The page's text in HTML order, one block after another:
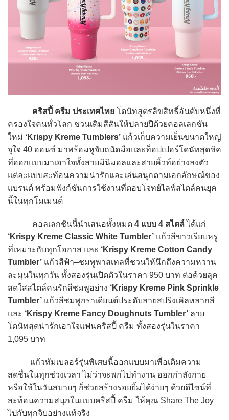
คริสปี้ ครีม ประเทศไทย โดนัทสูตรลิขสิทธิ์อันดับหนึ่งที่
ครองใจคนทั่วโลก ชวนเติมสีสันให้ปลายปีด้วยคอลเลกชัน
ใหม่ ‘Krispy Kreme Tumblers’ แก้วเก็บความเย็นขนาดใหญ่
จุใจ 40 ออนซ์ มาพร้อมหูจับถนัดมือและท็อปเปอร์โดนัทสุดชิค
ที่ออกแบบมาเอาใจทั้งสายมินิมอลและสายคิ้วท์อย่างลงตัว
แต่ละแบบสะท้อนความน่ารักและเล่นสนุกตามเอกลักษณ์ของ
แบรนด์ พร้อมฟังก์ชันการใช้งานที่ตอบโจทย์ไลฟ์สไตล์คนยุค
นี้ในทุกโมเมนต์
คอลเลกชันนี้นำเสนอทั้งหมด 4 แบบ 4 สไตล์ได้แก่
‘Krispy Kreme Classic White Tumbler’ แก้วสีขาวเรียบหรู
ที่เหมาะกับทุกโอกาส และ ‘Krispy Kreme Cotton Candy
Tumbler’ แก้วสีฟ้า–ชมพูพาสเทลที่ชวนให้นึกถึงความหวาน
ละมุนในทุกวัน ทั้งสองรุ่นเปิดตัวในราคา 950 บาท ต่อด้วยลุค
สดใสสไตล์คนรักสีชมพูอย่าง ‘Krispy Kreme Pink Sprinkle
Tumbler’ แก้วสีชมพูกราเดียนต์ประดับลายสปริงเคิลหลากสี
และ ‘Krispy Kreme Fancy Doughnuts Tumbler’ ลาย
โดนัทสุดน่ารักเอาใจแฟนคริสปี้ ครีม ทั้งสองรุ่นในราคา
1,095 บาท
แก้วทัมเบลอร์รุ่นพิเศษนี้ออกแบบมาเพื่อเติมความ
สดชื่นในทุกช่วงเวลา ไม่ว่าจะพกไปทำงาน ออกกำลังกาย
หรือใช้ในวันสบายๆ ก็ช่วยสร้างรอยยิ้มได้ง่ายๆ ด้วยดีไซน์ที่
สะท้อนความสนุกในแบบคริสปี้ ครีม ให้คุณ Share The Joy
ไปกับทุกจิบอย่างแท้จริง